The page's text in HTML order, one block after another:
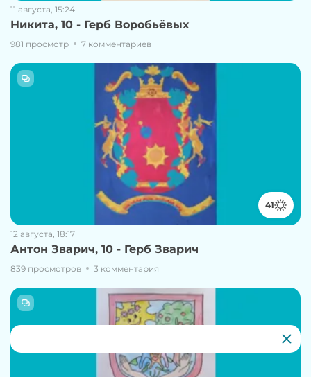
11 августа, 15:24
Никита, 10 - Герб Воробьёвых
981 просмотр 7 комментариев
41
12 августа, 18:17
Антон Зварич, 10 - Герб Зварич
839 просмотров 3 комментария